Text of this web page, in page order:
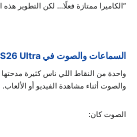
“الكاميرا ممتازة فعلًا… لكن التطوير هذه
السماعات والصوت في Samsung S26 Ultra
واحدة من النقاط اللي ناس كثيرة
والصوت أثناء مشاهدة الفيديو أو الألعاب.
الصوت كان: